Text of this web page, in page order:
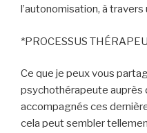
l’autonomisation, à
*PROCESSUS
Ce que je peux vous
psychothérapeute auprès
accompagnés ces
cela peut sembler